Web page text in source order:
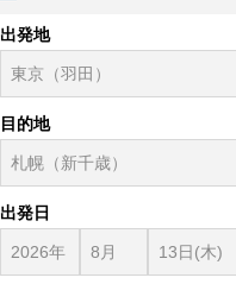
出発地
目的地
出発日